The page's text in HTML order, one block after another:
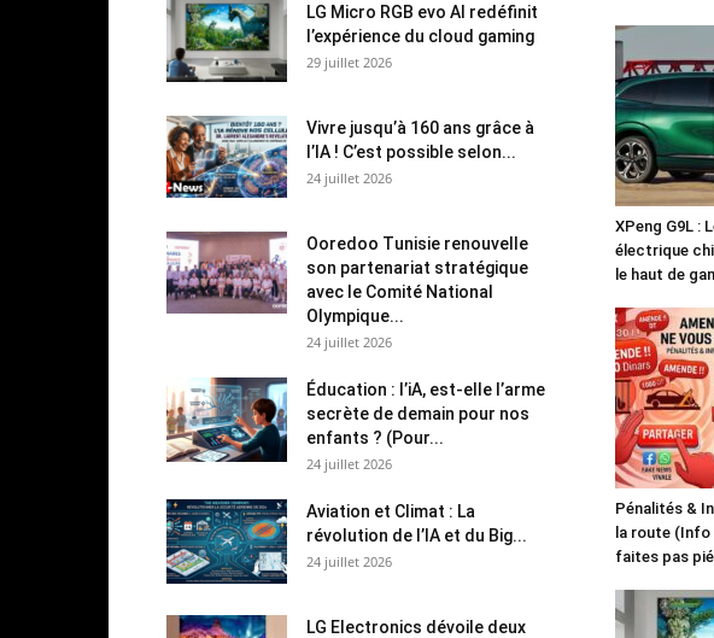
XPeng G9L :
électrique
le haut de
Pénalités &
la route (Info
faites pas
LG Micro RGB evo AI redéfinit
l’expérience du cloud gaming
29 juillet 2026
Vivre jusqu’à 160 ans grâce à
l’IA ! C’est possible selon...
24 juillet 2026
Ooredoo Tunisie renouvelle
son partenariat stratégique
avec le Comité National
Olympique...
24 juillet 2026
Éducation : l’iA, est-elle l’arme
secrète de demain pour nos
enfants ? (Pour...
24 juillet 2026
Aviation et Climat : La
révolution de l’IA et du Big...
24 juillet 2026
LG Electronics dévoile deux